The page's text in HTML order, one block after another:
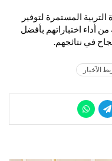
المستمرة لتوفير
أداء اختباراتهم بأفضل
في نتائجهم.
الآخبار